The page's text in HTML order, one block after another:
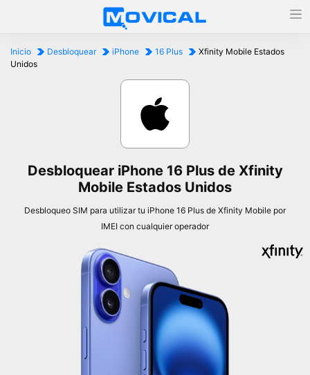
Inicio Desbloquear iPhone 16 Plus
Xfinity Mobile Estados
Unidos
Desbloquear iPhone 16 Plus de Xfinity
Mobile Estados Unidos
Desbloqueo SIM para utilizar tu iPhone 16 Plus de Xfinity Mobile por
IMEI con cualquier operador